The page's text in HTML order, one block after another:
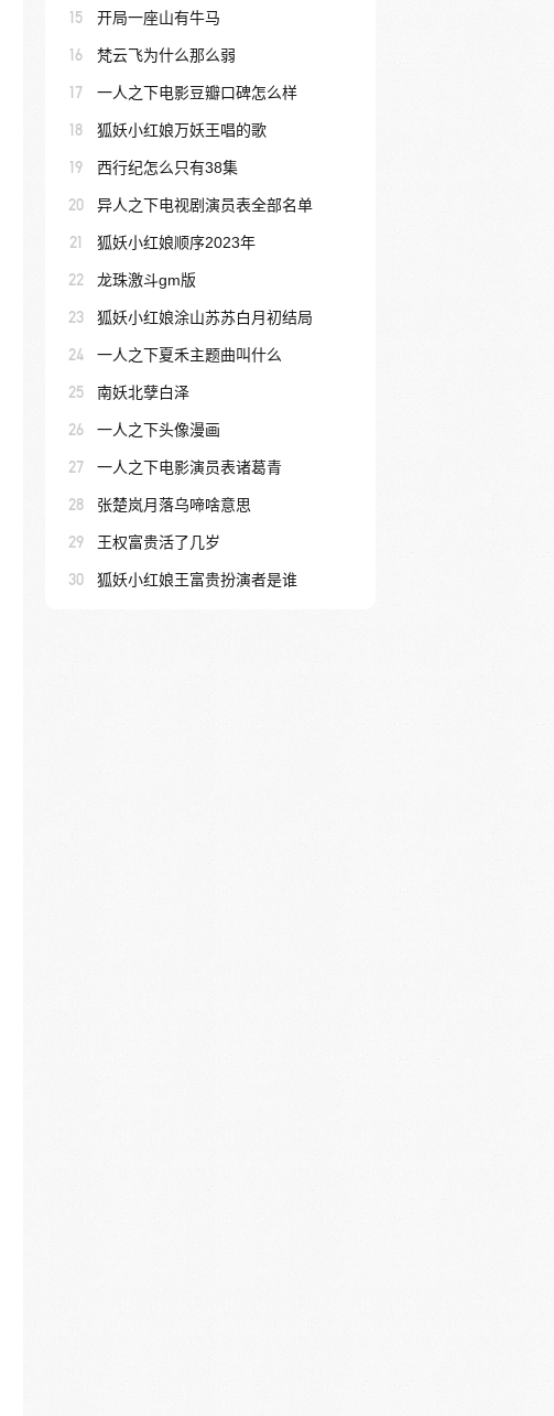
15 开局一座山有牛马
16 梵云飞为什么那么弱
17 一人之下电影豆瓣口碑怎么样
18 狐妖小红娘万妖王唱的歌
19 西行纪怎么只有38集
20 异人之下电视剧演员表全部名单
21 狐妖小红娘顺序2023年
22 龙珠激斗gm版
23 狐妖小红娘涂山苏苏白月初结局
24 一人之下夏禾主题曲叫什么
25 南妖北孽白泽
26 一人之下头像漫画
27 一人之下电影演员表诸葛青
28 张楚岚月落乌啼啥意思
29 王权富贵活了几岁
30 狐妖小红娘王富贵扮演者是谁